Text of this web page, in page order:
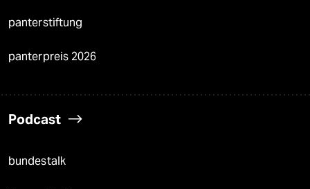
panterstiftung
panterpreis 2026
Podcast
bundestalk